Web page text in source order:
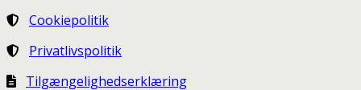
Cookiepolitik
Privatlivspolitik
Tilgængelighedserklæring